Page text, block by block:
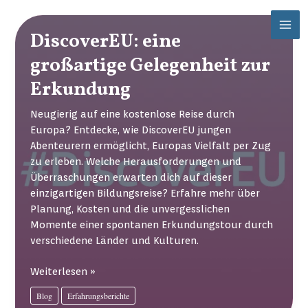
Inhalt
springenDiscoverEU: eine
großartige Gelegenheit zur
Erkundung
Neugierig auf eine kostenlose Reise durch
Europa? Entdecke, wie DiscoverEU jungen
Abenteurern ermöglicht, Europas Vielfalt per Zug
zu erleben. Welche Herausforderungen und
Überraschungen erwarten dich auf dieser
einzigartigen Bildungsreise? Erfahre mehr über
Planung, Kosten und die unvergesslichen
Momente einer spontanen Erkundungstour durch
verschiedene Länder und Kulturen.
DiscoverEU:
eine
großartige
Weiterlesen »
Blog Erfahrungsberichte